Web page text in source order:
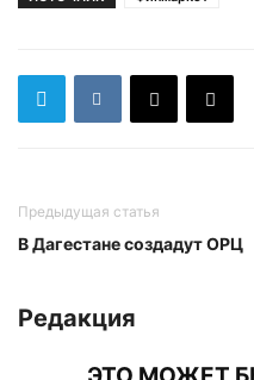
Предыдущая статья
В Дагестане создадут ОРЦ
Редакция